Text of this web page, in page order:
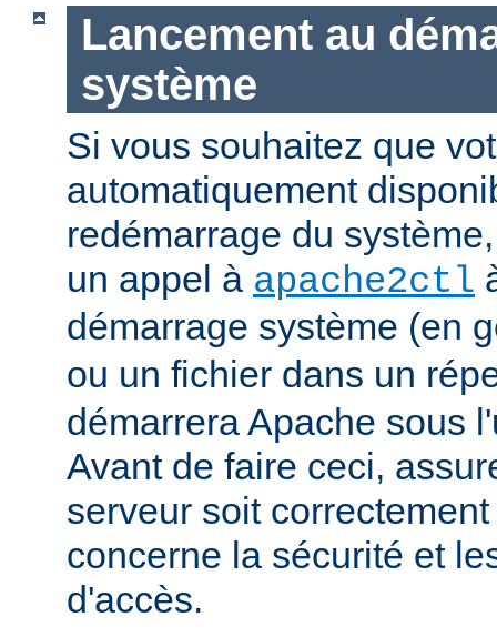
Lancement au
système
Si vous souhaitez que
automatiquement
redémarrage du
un appel à apache2ctl
démarrage système (en
ou un fichier dans un
démarrera Apache sous
Avant de faire ceci,
serveur soit
concerne la sécurité et
d'accès.